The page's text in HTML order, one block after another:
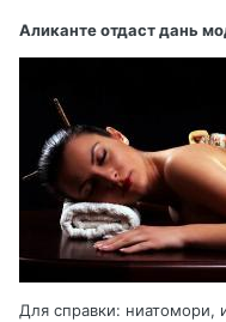
Аликанте отдаст дань
Для справки: ниатомори,